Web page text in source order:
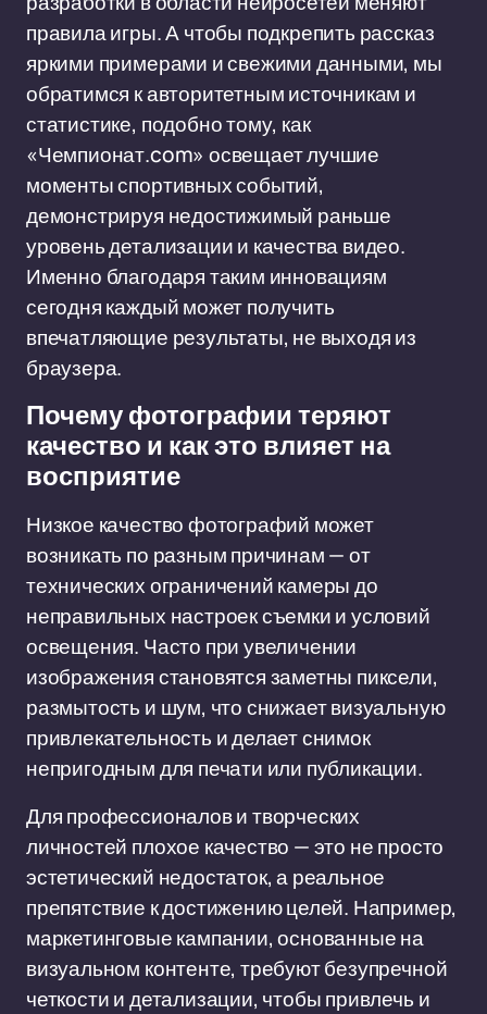
правила игры. А чтобы подкрепить рассказ
яркими примерами и свежими данными, мы
обратимся к авторитетным источникам и
статистике, подобно тому, как
«Чемпионат.com» освещает лучшие
моменты спортивных событий,
демонстрируя недостижимый раньше
уровень детализации и качества видео.
Именно благодаря таким инновациям
сегодня каждый может получить
впечатляющие результаты, не выходя из
браузера.
Почему фотографии теряют
качество и как это влияет на
восприятие
Низкое качество фотографий может
возникать по разным причинам — от
технических ограничений камеры до
неправильных настроек съемки и условий
освещения. Часто при увеличении
изображения становятся заметны пиксели,
размытость и шум, что снижает визуальную
привлекательность и делает снимок
непригодным для печати или публикации.
Для профессионалов и творческих
личностей плохое качество — это не просто
эстетический недостаток, а реальное
препятствие к достижению целей. Например,
маркетинговые кампании, основанные на
визуальном контенте, требуют безупречной
четкости и детализации, чтобы привлечь и